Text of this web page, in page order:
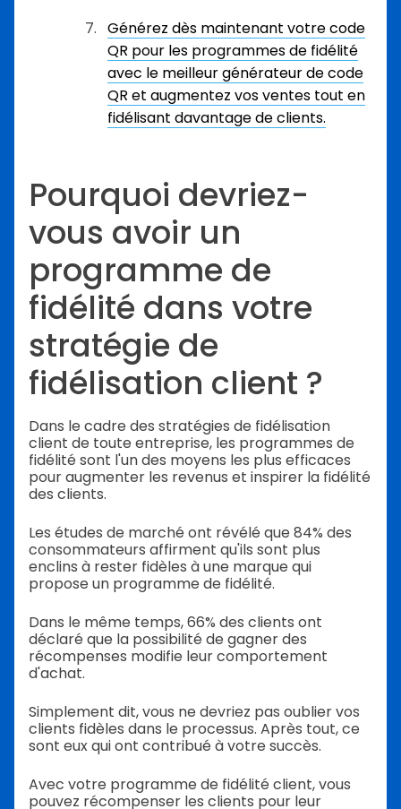
Générez dès maintenant votre code
QR pour les programmes de fidélité
avec le meilleur générateur de code
QR et augmentez vos ventes tout en
fidélisant davantage de clients.
Pourquoi devriez-
vous avoir un
programme de
fidélité dans votre
stratégie de
fidélisation client ?
Dans le cadre des stratégies de fidélisation
client de toute entreprise, les programmes de
fidélité sont l'un des moyens les plus efficaces
pour augmenter les revenus et inspirer la fidélité
des clients.
Les études de marché ont révélé que 84% des
consommateurs affirment qu'ils sont plus
enclins à rester fidèles à une marque qui
propose un programme de fidélité.
Dans le même temps, 66% des clients ont
déclaré que la possibilité de gagner des
récompenses modifie leur comportement
d'achat.
Simplement dit, vous ne devriez pas oublier vos
clients fidèles dans le processus. Après tout, ce
sont eux qui ont contribué à votre succès.
Avec votre programme de fidélité client, vous
pouvez récompenser les clients pour leur